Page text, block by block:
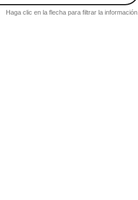
Haga clic en la flecha para filtrar la información.